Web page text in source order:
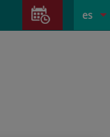
activo
es